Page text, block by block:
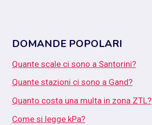
DOMANDE POPOLARI
Quante scale ci sono a Santorini?
Quante stazioni ci sono a Gand?
Quanto costa una multa in zona ZTL?
Come si legge kPa?